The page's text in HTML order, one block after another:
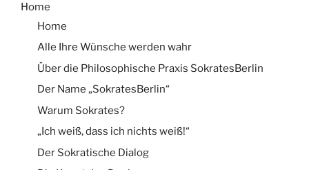
Home
Home
Alle Ihre Wünsche werden wahr
Über die Philosophische Praxis SokratesBerlin
Der Name „SokratesBerlin“
Warum Sokrates?
„Ich weiß, dass ich nichts weiß!“
Der Sokratische Dialog